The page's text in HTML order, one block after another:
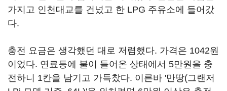
가지고 인천대교를 건넜고 한 LPG 주유소에 들어갔
다.
충전 요금은 생각했던 대로 저렴했다. 가격은 1042원
이었다. 연료등에 불이 들어온 상태에서 5만원을 충
전하니 1칸을 남기고 가득찼다. 이른바 '만땅(그랜저